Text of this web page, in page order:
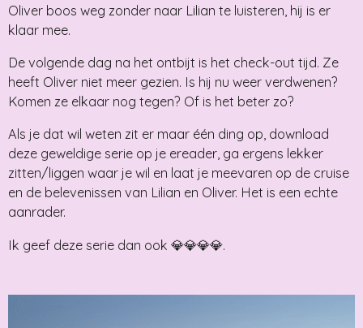
Oliver boos weg zonder naar Lilian te luisteren, hij is er
klaar mee.
De volgende dag na het ontbijt is het check-out tijd. Ze
heeft Oliver niet meer gezien. Is hij nu weer verdwenen?
Komen ze elkaar nog tegen? Of is het beter zo?
Als je dat wil weten zit er maar één ding op, download
deze geweldige serie op je ereader, ga ergens lekker
zitten/liggen waar je wil en laat je meevaren op de cruise
en de belevenissen van Lilian en Oliver. Het is een echte
aanrader.
Ik geef deze serie dan ook 💎💎💎💎.